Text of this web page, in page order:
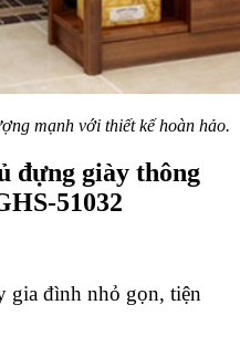
mạnh với thiết kế hoàn hảo.
đựng giày thông
51032
gia đình nhỏ gọn, tiện